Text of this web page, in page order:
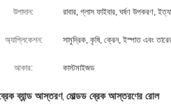
উপাদান: রাবার, গ্লাস ফাইবার, ঘর্ষণ উপকরণ,
অ্যাপ্লিকেশন: সামুদ্রিক, কৃষি, ক্রেন, ইস্পাত এবং তারের
আকার: কাস্টমাইজড
ব্যান্ড আস্তরণ, মোল্ডড ব্রেক আস্তরণের রোল